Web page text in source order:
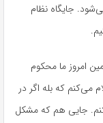
جایگاه نظام
امروز ما محکوم
که بله اگر در
جایی هم که مشکل